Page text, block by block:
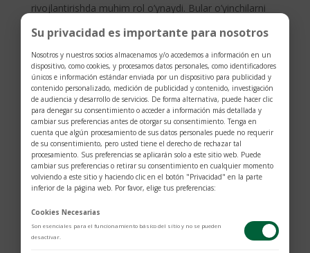
rivojlantirishda muhim rol o’ynaydi. Bular o’yinchilarni
ta’minlash imkonini beradi, bu esa foydalanuvchilarning
qoniqishini oshiradi.
Online kazinolar va mobil
o’yinlarning o’sishi
Bugungi kunda online kazino platformalari,
o’yinchilarga qulay sharoitlar yaratish bilan birga, ularni
mobil qurilmalarda o’yin o’ynash imkoniyati bilan
ta’minlamoqda. Bu orqali, odamlar istalgan joyda va
istalgan vaqtda o’yin o’ynashlari mumkin, bu esa kazino
Mobil o’yinlar, o’yinchilarga yangi o’yin turlarini sinab
ko’rishga imkon beradi, hamda o’zaro bog’lanish va
Su privacidad es importante para nosotros
Nosotros y nuestros socios almacenamos y/o accedemos a información en un
dispositivo, como cookies, y procesamos datos personales, como identificadores
únicos e información estándar enviada por un dispositivo para publicidad y
contenido personalizado, medición de publicidad y contenido, investigación
de audiencia y desarrollo de servicios. De forma alternativa, puede hacer clic
para denegar su consentimiento o acceder a información más detallada y
cambiar sus preferencias antes de otorgar su consentimiento. Tenga en
cuenta que algún procesamiento de sus datos personales puede no requerir
de su consentimiento, pero usted tiene el derecho de rechazar tal
procesamiento. Sus preferencias se aplicarán solo a este sitio web. Puede
cambiar sus preferencias o retirar su consentimiento en cualquier momento
volviendo a este sitio y haciendo clic en el botón "Privacidad" en la parte
inferior de la página web. Por favor, elige tus preferencias:
Cookies Necesarias
Son esenciales para el funcionamiento básico del sitio y no se pueden
desactivar.